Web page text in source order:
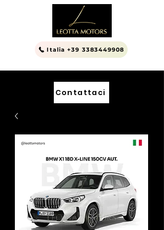
Italia +39 3383449908
Contattaci